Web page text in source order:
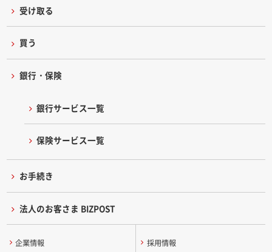
受け取る
買う
銀行・保険
銀行サービス一覧
保険サービス一覧
お手続き
法人のお客さま BIZPOST
企業情報 採用情報